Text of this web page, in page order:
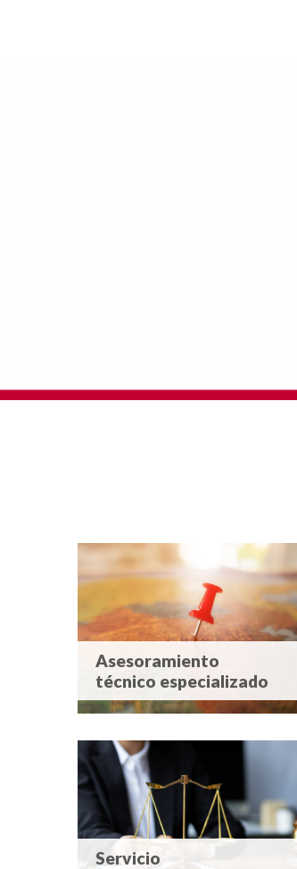
Asesoramiento
técnico especializado
Servicio